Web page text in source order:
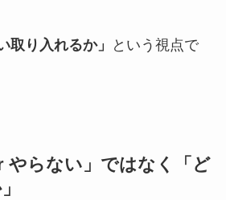
取り入れるか」
という視点で
やらない」ではなく「ど